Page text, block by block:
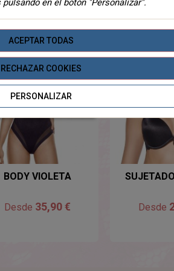
EXISTENCIAS
BODY VIOLETA
Desde 35,90 € Desde
ACEPTAR TODAS
RECHAZAR COOKIES
PERSONALIZAR